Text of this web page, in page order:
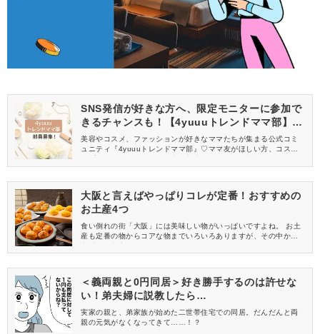
SNS発信が好きな方へ、限定モニターに参加で
きるチャンスも！【4yuuuトレンドママ部】部
員募集中
美容やコスメ、ファッションが好きなママたちが集まる公式コミ
ュニティ『4yuuuトレンドママ部』♡ママ友がほしい方、コスメサ
信してくれる方を募集しています！
大阪と言えばやっぱりコレが定番！おすすめの
お土産4つ
食い倒れの街「大阪」には美味しい物がいっぱいですよね。 お土
産も定番の物からコアな物までいろいろありますが、その中から
＜義両親と0円同居＞好き勝手するのは許せな
い！弟夫婦に説教したら…
実家の親と、弟家族が始めた二世帯住宅での同居。だんだんと両
親の元気がなくなってきて……！？